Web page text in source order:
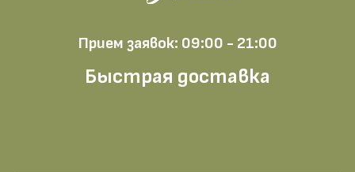
Прием заявок: 09:00 - 21:00
Быстрая доставка